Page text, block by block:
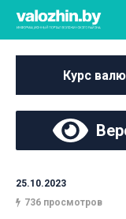
Курс
25.10.2023
736 просмотров